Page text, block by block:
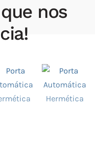
nos